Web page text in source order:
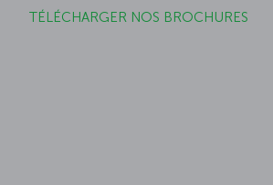
TÉLÉCHARGER NOS BROCHURES